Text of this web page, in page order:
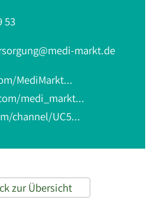
53
markt.de
MediMarkt...
medi_markt...
channel/UC5...
zur Übersicht